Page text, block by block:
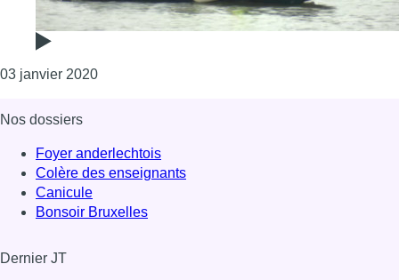
03 janvier 2020Consulter l'article "Les recherches pour
Nos dossiers
Foyer anderlechtois
Colère des enseignants
Canicule
Bonsoir Bruxelles
Dernier JT